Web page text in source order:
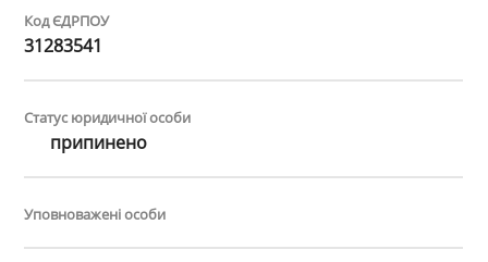
Код ЄДРПОУ
31283541
Статус юридичної особи
припинено
Уповноважені особи